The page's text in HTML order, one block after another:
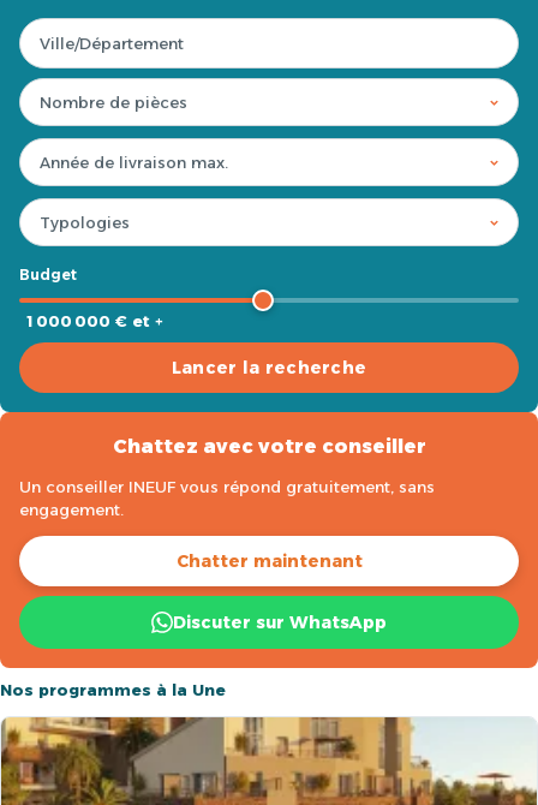
Budget
1 000 000 € et +
Lancer la recherche
Chattez avec votre conseiller
Un conseiller INEUF vous répond gratuitement, sans
engagement.
Chatter maintenant
Discuter sur WhatsApp
Nos programmes à la Une